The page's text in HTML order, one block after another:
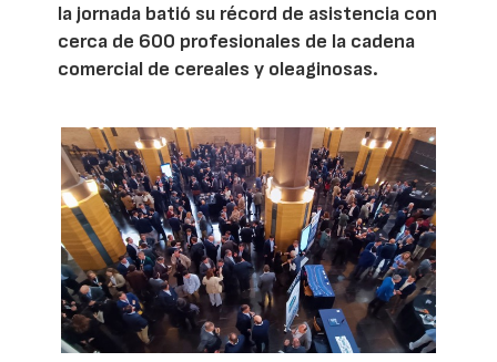
la jornada batió su récord de asistencia con
cerca de 600 profesionales de la cadena
comercial de cereales y oleaginosas.